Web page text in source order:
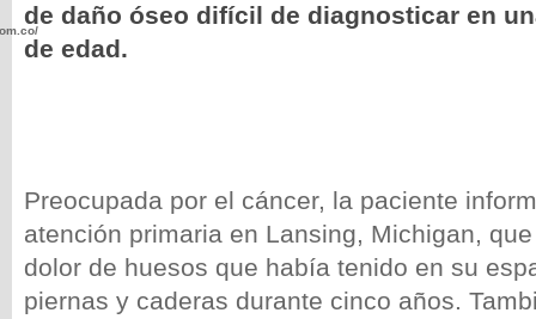
de daño óseo difícil de diagnosticar en
de edad.
Preocupada por el cáncer, la paciente
atención primaria en Lansing, Michigan,
dolor de huesos que había tenido en su
piernas y caderas durante cinco años.
wp-